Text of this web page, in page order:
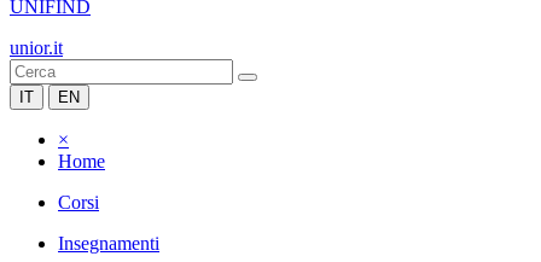
UNIFIND
unior.it
IT EN
×
Home
Corsi
Insegnamenti